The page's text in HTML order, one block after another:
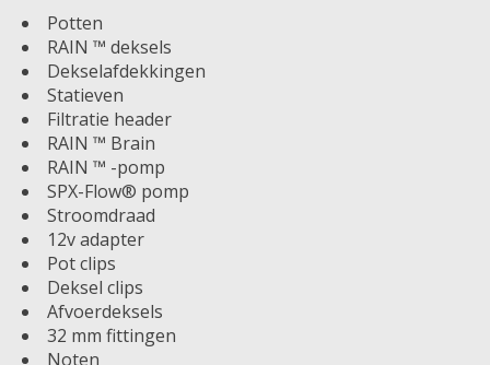
Potten
RAIN ™ deksels
Dekselafdekkingen
Statieven
Filtratie header
RAIN ™ Brain
RAIN ™ -pomp
SPX-Flow® pomp
Stroomdraad
12v adapter
Pot clips
Deksel clips
Afvoerdeksels
32 mm fittingen
Noten